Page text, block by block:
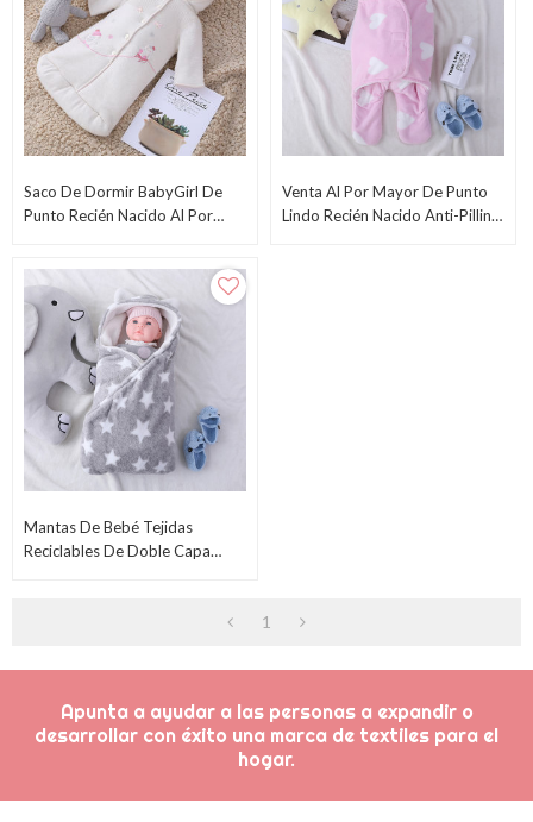
Saco De Dormir BabyGirl De
Punto Recién Nacido Al Por
Diseño De Bordado
Venta Al Por Mayor De Punto
Lindo Recién Nacido Anti-Pilling
Mantas De Bebé Tejidas
Reciclables De Doble Capa
1
Apunta a ayudar a las personas a expandir o
desarrollar con éxito una marca de textiles para el
hogar.